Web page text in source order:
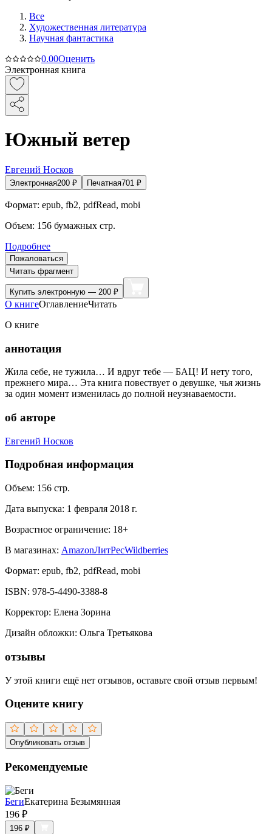
Все
Художественная литература
Научная фантастика
0.00Оценить
Электронная книга
Южный ветер
Евгений Носков
Электронная200 ₽ Печатная701 ₽
Формат: epub, fb2, pdfRead, mobi
Объем: 156 бумажных стр.
Подробнее
Пожаловаться
Читать фрагмент
Купить электронную — 200 ₽
О книгеОглавлениеЧитать
О книге
аннотация
Жила себе, не тужила… И вдруг тебе — БАЦ! И нету того,
прежнего мира… Эта книга повествует о девушке, чья жизнь
за один момент изменилась до полной неузнаваемости.
об авторе
Евгений Носков
Подробная информация
Объем: 156 стр.
Дата выпуска: 1 февраля 2018 г.
Возрастное ограничение: 18+
В магазинах: AmazonЛитРесWildberries
Формат: epub, fb2, pdfRead, mobi
ISBN: 978-5-4490-3388-8
Корректор: Елена Зорина
Дизaйн обложки: Ольга Третьякова
отзывы
У этой книги ещё нет отзывов, оставьте свой отзыв первым!
Оцените книгу
Опубликовать отзыв
Рекомендуемые
БегиЕкатерина Безымянная
196 ₽
196 ₽